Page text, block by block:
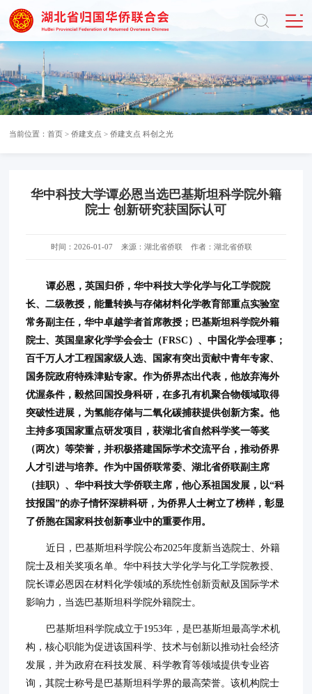
当前位置：首页 >侨建支点 >侨建支点 科创之光
华中科技大学谭必恩当选巴基斯坦科学院外籍
院士 创新研究获国际认可
时间：2026-01-07 来源：湖北省侨联 作者：湖北省侨联
谭必恩，英国归侨，华中科技大学化学与化工学院院
长、二级教授，能量转换与存储材料化学教育部重点实验室
常务副主任，华中卓越学者首席教授；巴基斯坦科学院外籍
院士、英国皇家化学学会会士（FRSC）、中国化学会理事；
百千万人才工程国家级人选、国家有突出贡献中青年专家、
国务院政府特殊津贴专家。作为侨界杰出代表，他放弃海外
优渥条件，毅然回国投身科研，在多孔有机聚合物领域取得
突破性进展，为氢能存储与二氧化碳捕获提供创新方案。他
主持多项国家重点研发项目，获湖北省自然科学奖一等奖
（两次）等荣誉，并积极搭建国际学术交流平台，推动侨界
人才引进与培养。作为中国侨联常委、湖北省侨联副主席
（挂职）、华中科技大学侨联主席，他心系祖国发展，以“科
技报国”的赤子情怀深耕科研，为侨界人士树立了榜样，彰显
了侨胞在国家科技创新事业中的重要作用。
近日，巴基斯坦科学院公布2025年度新当选院士、外籍
院士及相关奖项名单。华中科技大学化学与化工学院教授、
院长谭必恩因在材料化学领域的系统性创新贡献及国际学术
影响力，当选巴基斯坦科学院外籍院士。
巴基斯坦科学院成立于1953年，是巴基斯坦最高学术机
构，核心职能为促进该国科学、技术与创新以推动社会经济
发展，并为政府在科技发展、科学教育等领域提供专业咨
询，其院士称号是巴基斯坦科学界的最高荣誉。该机构院士